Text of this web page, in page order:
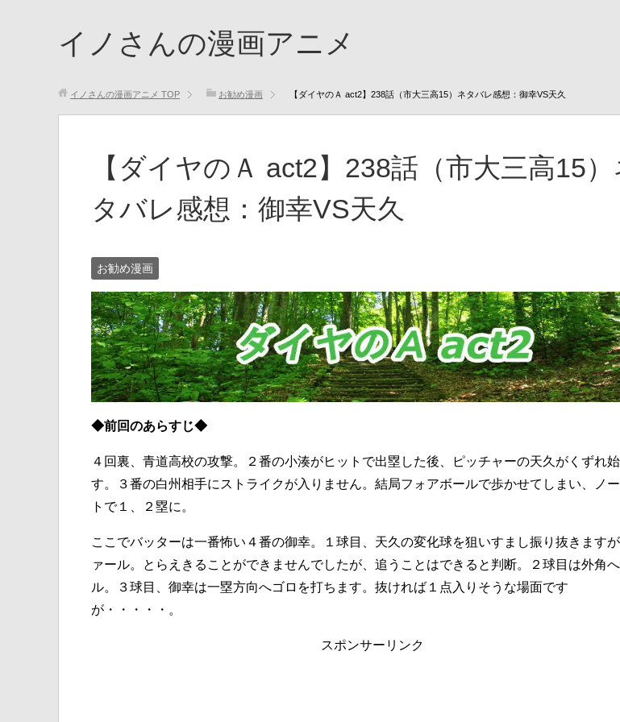
イノさんの漫画アニメ
イノさんの漫画アニメ TOP お勧め漫画 【ダイヤのＡ act2】238話（市大三高15）ネタバレ感想：御幸VS天久
【ダイヤのＡ act2】238話（市大三高15）
タバレ感想：御幸VS天久
お勧め漫画
◆前回のあらすじ◆
４回裏、青道高校の攻撃。２番の小湊がヒットで出塁した後、ピッチャーの天久がくずれ始
す。３番の白州相手にストライクが入りません。結局フォアボールで歩かせてしまい、ノ
トで１、２塁に。
ここでバッターは一番怖い４番の御幸。１球目、天久の変化球を狙いすまし振り抜きます
ァール。とらえきることができませんでしたが、追うことはできると判断。２球目は外角
ル。３球目、御幸は一塁方向へゴロを打ちます。抜ければ１点入りそうな場面です
が・・・・・。
スポンサーリンク